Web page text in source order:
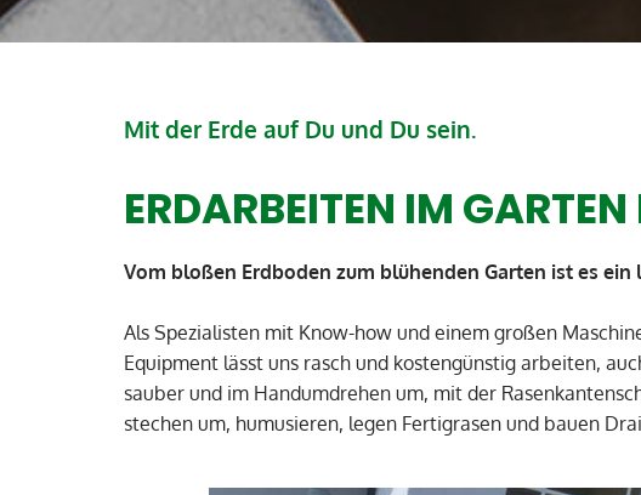
Mit der Erde auf Du und Du sein.
ERDARBEITEN IM
Vom bloßen Erdboden zum blühenden Garten ist es
Als Spezialisten mit Know-how und einem großen
Equipment lässt uns rasch und kostengünstig arbeiten,
sauber und im Handumdrehen um, mit der
stechen um, humusieren, legen Fertigrasen und bauen